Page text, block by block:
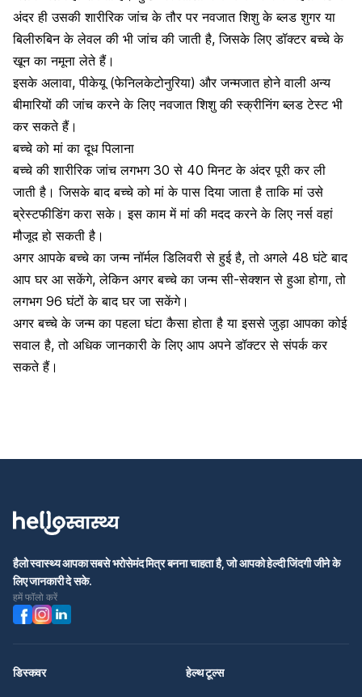
अंदर ही उसकी शारीरिक जांच के तौर पर नवजात शिशु के ब्लड शुगर या
बिलीरुबिन के लेवल की भी जांच की जाती है, जिसके लिए डॉक्टर बच्चे के
खून का नमूना लेते हैं।
इसके अलावा, पीकेयू (फेनिलकेटोनुरिया) औरजन्मजात होने वाली अन्य
बीमारियों की जांच करने के लिए नवजात शिशु की स्क्रीनिंग ब्लड टेस्ट भी
कर सकते हैं।
बच्चे को मां का दूध पिलाना
बच्चे की शारीरिक जांच लगभग 30 से 40 मिनट के अंदर पूरी कर ली
जाती है। जिसके बाद बच्चे को मां के पास दिया जाता है ताकि मां उसे
ब्रेस्टफीडिंग करा सके। इस काम में मां की मदद करने के लिए नर्स वहां
मौजूद हो सकती है।
अगर आपके बच्चे का जन्म नॉर्मल डिलिवरी से हुई है, तो अगले 48 घंटे बाद
आप घर आ सकेंगे, लेकिन अगर बच्चे का जन्मसी-सेक्शनसे हुआ होगा, तो
लगभग 96 घंटों के बाद घर जा सकेंगे।
अगर बच्चे के जन्म का पहला घंटा कैसा होता है या इससे जुड़ा आपका कोई
सवाल है, तो अधिक जानकारी के लिए आप अपने डॉक्टर से संपर्क कर
सकते हैं।
हैलो स्वास्थ्य आपका सबसे भरोसेमंद मित्र बनना चाहता है, जो आपको हेल्दी जिंदगी जीने के
लिए जानकारी दे सके.
हमें फॉलो करें
डिस्कवर हेल्थ टूल्स